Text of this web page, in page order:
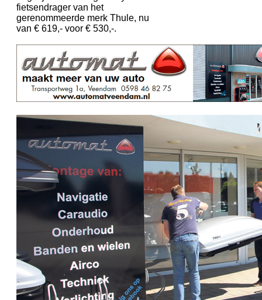
fietsendrager van het
gerenommeerde merk Thule, nu
van € 619,- voor € 530,-.